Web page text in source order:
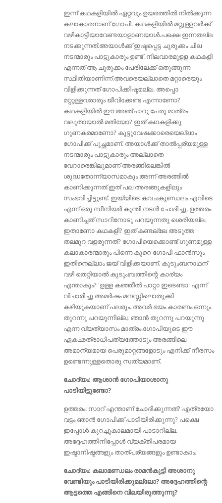
ഇന്ന് കഥകളിയിൽ ഏറ്റവും ഉയരത്തിൽ നിൽക്കുന്ന
കലാകാരനാണ് ഗോപി. കഥകളിയിൽ മറ്റുള്ളവർക്ക്
വഴികാട്ടിയാവേണ്ടയാളാണയാൾ.പക്ഷെ ഇന്നതല്ല
നടക്കുന്നത്.അയാൾക്ക്‌ ഇഷ്ടപ്പെട്ട ചുരുക്കം ചില
നടന്മാരും പാട്ടുകാരും ഉണ്ട്. നിലവാരമുളള കഥകളി
എന്നത് ആ ചുരുക്കം പേരിലേക്ക് ഒതുങ്ങുന്ന
സ്ഥിതിയാണിന്ന്.അവരെയല്ലാതെ മറ്റാരെയും
വിളിക്കുന്നത്‌ ഗോപിക്കിഷ്ടമല്ല. അപ്പൊ
മറ്റുള്ളവരാരും ജീവിക്കേണ്ട എന്നാണോ?
കഥകളിയിൽ ഈ അഞ്ചാറു പേരു മാത്രം
വലുതായാൽ മതിയോ? ഇത് കഥകളിക്കു
ഗുണകരമാണോ? കൂട്ടുവേഷക്കാരെയെല്ലാം
ഗോപിക്ക് പുച്ഛമാണ്. അയാള്‍ക്ക്‌ താല്‍പ്പര്യമുള്ള
നടന്മാരും പാട്ടുകാരും അല്ലാതെ
വേറാരെങ്കിലുമാണ് അരങ്ങിലെങ്കില്‍
ശുദ്ധതോന്ന്യാസമാകും അന്ന് അരങ്ങില്‍
കാണിക്കുന്നത്.ഇത് പല അരങ്ങുകളിലും
സംഭവിച്ചിട്ടുണ്ട്. ഇയ്യിടെ കവചകുണ്ഡലം എവിടെ
എന്ന് ഒരു സീനിയർ കുന്തി നടൻ ചോദിച്ചു. ഉത്തരം
കാണിച്ചത് സാറിനോടു പറയുന്നതു ശെരിയല്ല.
ഇതാണോ കഥകളി? ഇത് കണ്ടല്ലേ അടുത്ത
തലമുറ വളരുന്നത്‌? ഗോപിയെക്കൊണ്ട് ഗുണമുള്ള
കലാകാരന്മാരും പിന്നെ കുറെ ഗോപി ഫാൻസും
ഇതിനെല്ലാം ജയ്‌ വിളിക്കയാണ്. കുടുംബനാഥന്
വഴി തെറ്റിയാൽ കുടുംബത്തിന്റെ കാര്യം
എന്താകും? 'ഉള്ള കഞ്ഞീൽ പാറ്റാ ഇടെണ്ടാ' എന്ന്
വിചാരിച്ചു അമർഷം മനസ്സിലൊതുക്കി
കഴിയുകയാണ് പലരും. അവർ ഭയം കാരണം ഒന്നും
തുറന്നു പറയുന്നില്ല, ഞാൻ തുറന്നു പറയുന്നു
എന്ന വ്യത്യാസം മാത്രം.ഗോപിയുടെ ഈ
ഏകഛത്രാധിപത്യത്തോടും അരങ്ങിലെ
അമാന്യമായ പെരുമാറ്റങ്ങളോടും എനിക്ക് നീരസം
ഉണ്ടെന്നുള്ളതൊരു സത്യമാണ്.
ചോദ്യം: ആശാന്‍ ഗോപിയാശാനു
പാടിയിട്ടുണ്ടോ?
ഉത്തരം: സാറ് എന്താണ് ചോദിക്കുന്നത്? എത്രയോ
വട്ടം ഞാന്‍ ഗോപിക്ക് പാടിയിരിക്കുന്നു? പക്ഷെ
ഇപ്പോള്‍ കുറച്ചുകാലമായി പാടാറില്ല.
അദ്ദേഹത്തിനിപ്പോൾ വ്യക്തിപരമായ
ഇഷ്ടാനിഷ്ടങ്ങളും താത്പര്യങ്ങളും ഉണ്ടാകാം.
ചോദ്യം: കലാമണ്ഡലം രാമൻകുട്ടി അശാനു
വേണ്ടിയും പാടിയിരിക്കുമല്ലോ? അദ്ദേഹത്തിന്റെ
ആട്ടത്തെ എങ്ങിനെ വിലയിരുത്തുന്നു?